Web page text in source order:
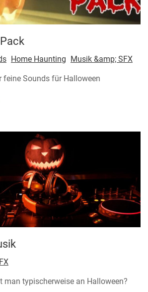
Home Haunting Musik &amp; SFX
feine Sounds für Halloween
man typischerweise an Halloween?